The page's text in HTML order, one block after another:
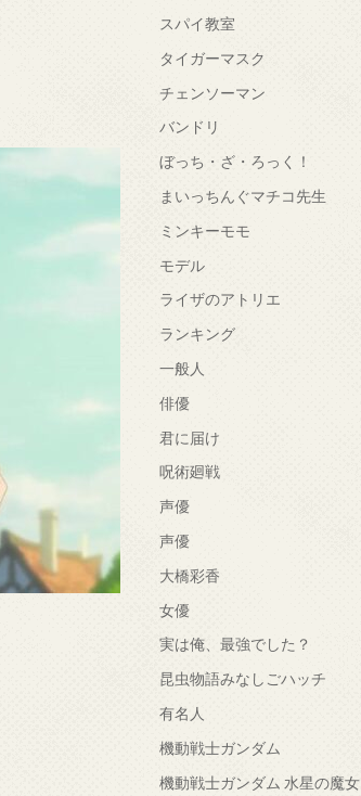
スパイ教室
タイガーマスク
チェンソーマン
バンドリ
ぼっち・ざ・ろっく！
まいっちんぐマチコ先生
ミンキーモモ
モデル
ライザのアトリエ
ランキング
一般人
俳優
君に届け
呪術廻戦
声優
声優
大橋彩香
女優
実は俺、最強でした？
昆虫物語みなしごハッチ
有名人
機動戦士ガンダム
機動戦士ガンダム 水星の魔女